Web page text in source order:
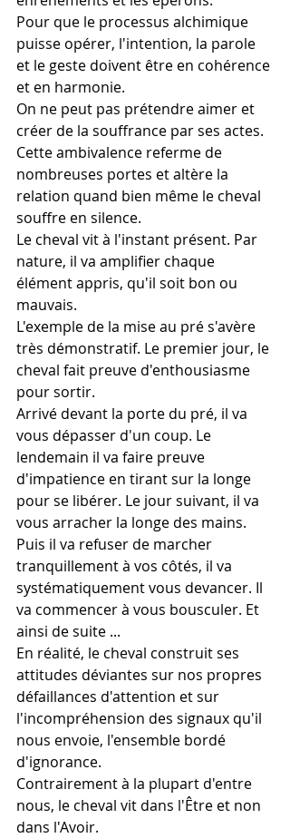
Pour que le processus alchimique
puisse opérer, l'intention, la parole
et le geste doivent être en cohérence
et en harmonie.
On ne peut pas prétendre aimer et
créer de la souffrance par ses actes.
Cette ambivalence referme de
nombreuses portes et altère la
relation quand bien même le cheval
souffre en silence.
Le cheval vit à l'instant présent. Par
nature, il va amplifier chaque
élément appris, qu'il soit bon ou
mauvais.
L'exemple de la mise au pré s'avère
très démonstratif. Le premier jour, le
cheval fait preuve d'enthousiasme
pour sortir.
Arrivé devant la porte du pré, il va
vous dépasser d'un coup. Le
lendemain il va faire preuve
d'impatience en tirant sur la longe
pour se libérer. Le jour suivant, il va
vous arracher la longe des mains.
Puis il va refuser de marcher
tranquillement à vos côtés, il va
systématiquement vous devancer. Il
va commencer à vous bousculer. Et
ainsi de suite ...
En réalité, le cheval construit ses
attitudes déviantes sur nos propres
défaillances d'attention et sur
l'incompréhension des signaux qu'il
nous envoie, l'ensemble bordé
d'ignorance.
Contrairement à la plupart d'entre
nous, le cheval vit dans l'Être et non
dans l'Avoir.